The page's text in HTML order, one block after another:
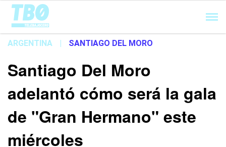
Cargando...
ARGENTINA | SANTIAGO DEL MORO
Santiago Del Moro
adelantó cómo será la gala
de "Gran Hermano" este
miércoles